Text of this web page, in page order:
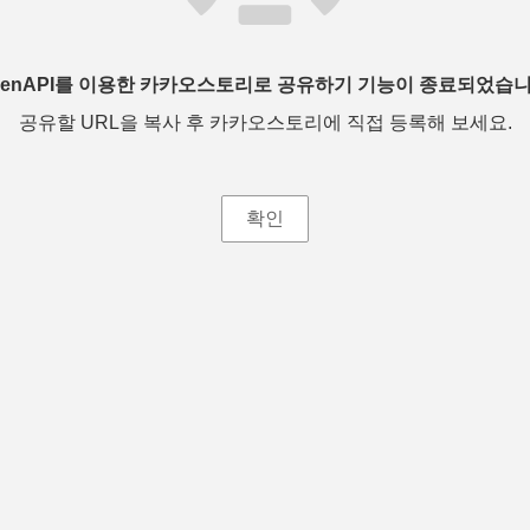
를 이용한 카카오스토리로 공유하기 기능이 종료되었습
공유할 URL을 복사 후 카카오스토리에 직접 등록해 보세요.
확인